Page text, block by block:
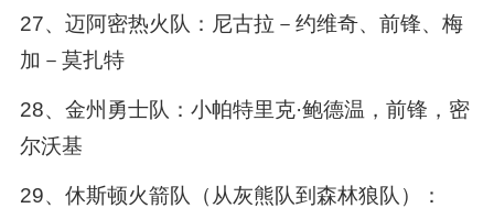
27、迈阿密热火队：尼古拉－约维奇、前锋、梅
加－莫扎特
28、金州勇士队：小帕特里克·鲍德温，前锋，密
尔沃基
29、休斯顿火箭队（从灰熊队到森林狼队）：